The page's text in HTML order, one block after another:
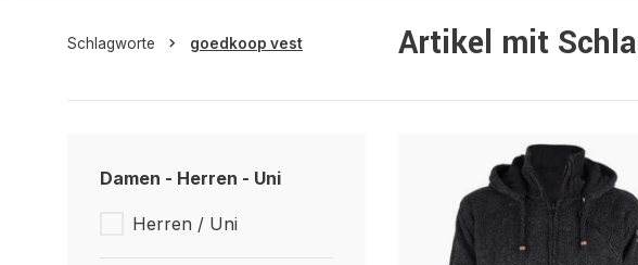
Schlagworte goedkoop vest Artikel mit
Damen - Herren - Uni
Herren / Uni